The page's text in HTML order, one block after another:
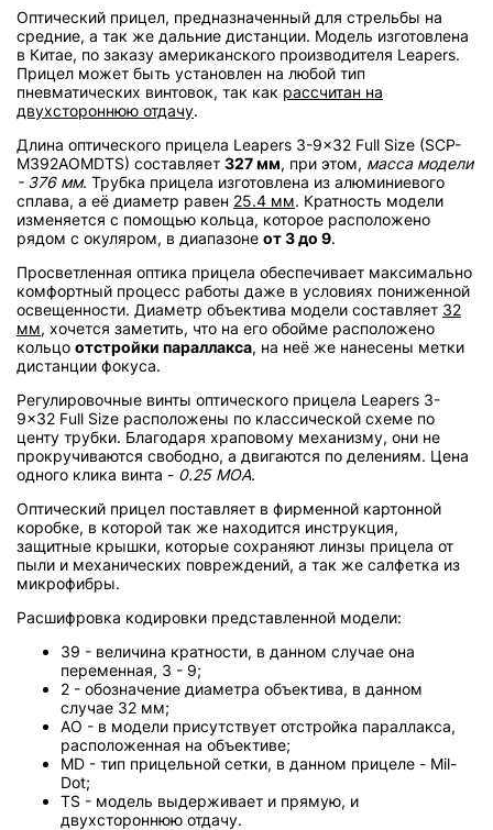
Оптический прицел, предназначенный для стрельбы на
средние, а так же дальние дистанции. Модель изготовлена
в Китае, по заказу американского производителя Leapers.
Прицел может быть установлен на любой тип
пневматических винтовок, так как рассчитан на
двухстороннюю отдачу.
Длина оптического прицела Leapers 3-9x32 Full Size (SCP-
M392AOMDTS) составляет 327 мм, при этом, масса модели
- 376 мм. Трубка прицела изготовлена из алюминиевого
сплава, а её диаметр равен 25.4 мм. Кратность модели
изменяется с помощью кольца, которое расположено
рядом с окуляром, в диапазоне от 3 до 9.
Просветленная оптика прицела обеспечивает максимально
комфортный процесс работы даже в условиях пониженной
освещенности. Диаметр объектива модели составляет 32
мм, хочется заметить, что на его обойме расположено
кольцо отстройки параллакса, на неё же нанесены метки
дистанции фокуса.
Регулировочные винты оптического прицела Leapers 3-
9x32 Full Size расположены по классической схеме по
центу трубки. Благодаря храповому механизму, они не
прокручиваются свободно, а двигаются по делениям. Цена
одного клика винта - 0.25 MOA.
Оптический прицел поставляет в фирменной картонной
коробке, в которой так же находится инструкция,
защитные крышки, которые сохраняют линзы прицела от
пыли и механических повреждений, а так же салфетка из
микрофибры.
Расшифровка кодировки представленной модели:
39 - величина кратности, в данном случае она
переменная, 3 - 9;
2 - обозначение диаметра объектива, в данном
случае 32 мм;
AO - в модели присутствует отстройка параллакса,
расположенная на объективе;
MD - тип прицельной сетки, в данном прицеле - Mil-
Dot;
TS - модель выдерживает и прямую, и
двухстороннюю отдачу.